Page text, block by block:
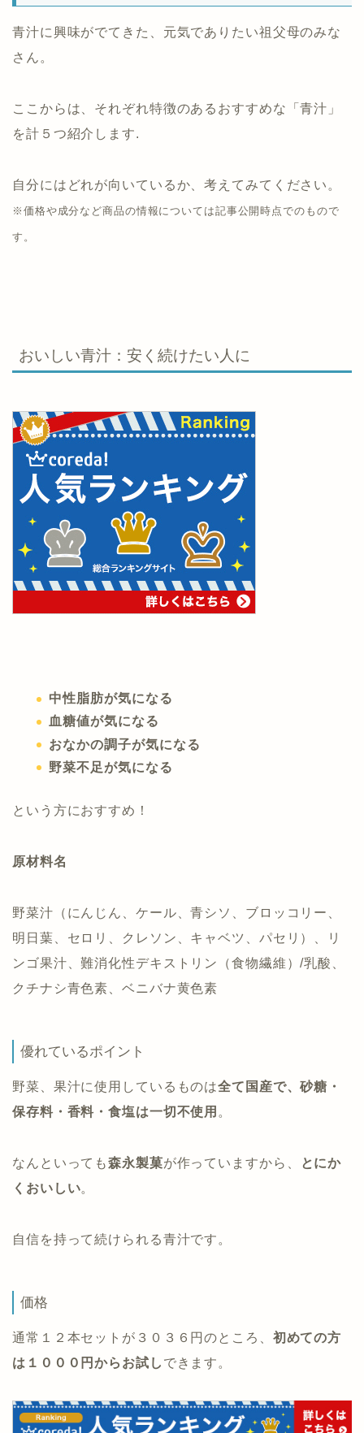
青汁に興味がでてきた、元気でありたい祖父母のみな
さん。
ここからは、それぞれ特徴のあるおすすめな「青汁」
を計５つ紹介します.
自分にはどれが向いているか、考えてみてください。
※価格や成分など商品の情報については記事公開時点でのもので
す。
おいしい青汁：安く続けたい人に
中性脂肪が気になる
血糖値が気になる
おなかの調子が気になる
野菜不足が気になる
という方におすすめ！
原材料名
野菜汁（にんじん、ケール、青シソ、ブロッコリー、
明日葉、セロリ、クレソン、キャベツ、パセリ）、リ
ンゴ果汁、難消化性デキストリン（食物繊維）/乳酸、
クチナシ青色素、ベニバナ黄色素
優れているポイント
野菜、果汁に使用しているものは全て国産で、砂糖・
保存料・香料・食塩は一切不使用 。
なんといっても森永製菓が作っていますから、
とにか
くおいしい。
自信を持って続けられる青汁です。
価格
通常１２本セットが３０３６円のところ、 初めての方
は１０００円からお試し できます。